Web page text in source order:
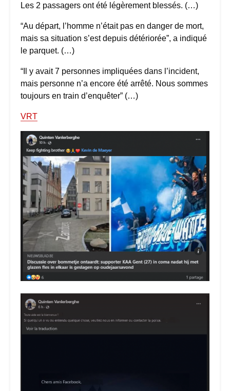
Les 2 passagers ont été légèrement blessés. (…)
“Au départ, l’homme n’était pas en danger de mort,
mais sa situation s’est depuis détériorée”, a indiqué
le parquet. (…)
“Il y avait 7 personnes impliquées dans l’incident,
mais personne n’a encore été arrêté. Nous sommes
toujours en train d’enquêter” (…)
VRT